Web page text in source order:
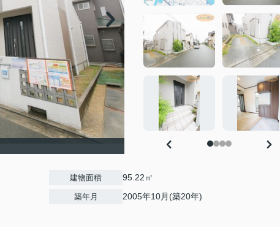
建物面積 95.22㎡
築年月 2005年10月(築20年)